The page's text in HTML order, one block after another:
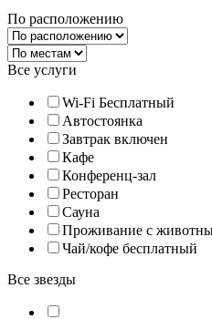
По расположению
Все услуги
Wi-Fi Бесплатный
Автостоянка
Завтрак включен
Кафе
Конференц-зал
Ресторан
Сауна
Проживание с
Чай/кофе бесплатный
Все звезды